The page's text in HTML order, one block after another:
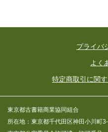
プライバ
よく
特定商取引に関
東京都古書籍商業協同組合
所在地：東京都千代田区神田小川町